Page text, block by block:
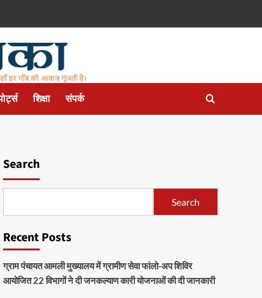
शिक्षा संपर्क
Search
Search
Recent Posts
ग्राम पंचायत आमली मुख्यालय में ग्रामीण सेवा फांलो-अप शिविर
आयोजित 22 विभागों ने दी जनकल्याण कारी योजनाओं की दी जानकारी